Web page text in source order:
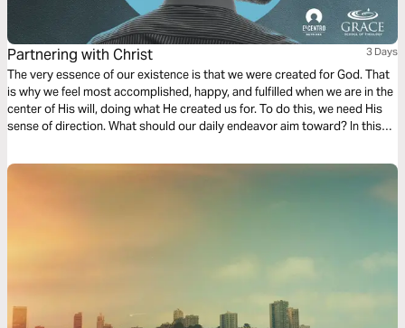
Partnering with Christ 3 Days
The very essence of our existence is that we were created for God. That
is why we feel most accomplished, happy, and fulfilled when we are in the
center of His will, doing what He created us for. To do this, we need His
sense of direction. What should our daily endeavor aim toward? In this
Ready?